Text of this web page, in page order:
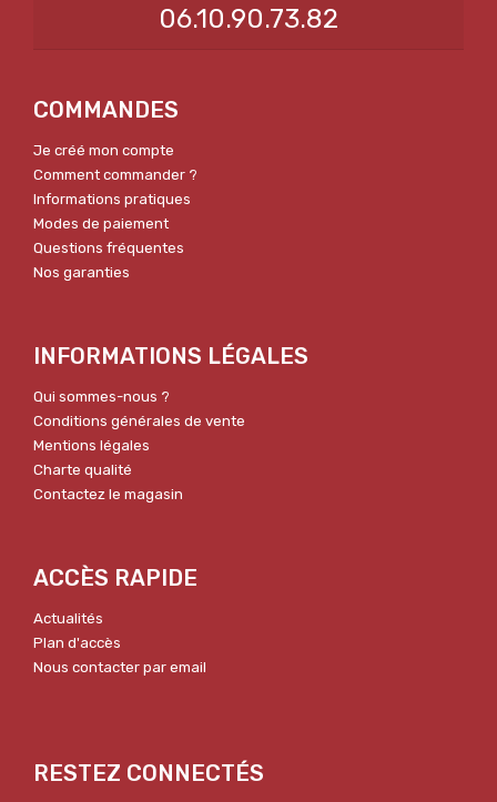
06.10.90.73.82
COMMANDES
Je créé mon compte
Comment commander ?
Informations pratiques
Modes de paiement
Questions fréquentes
Nos garanties
INFORMATIONS LÉGALES
Qui sommes-nous ?
Conditions générales de vente
Mentions légales
Charte qualité
Contactez le magasin
ACCÈS RAPIDE
Actualités
Plan d'accès
Nous contacter par email